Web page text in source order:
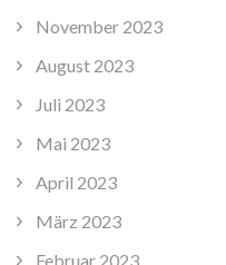
November 2023
August 2023
Juli 2023
Mai 2023
April 2023
März 2023
Februar 2023